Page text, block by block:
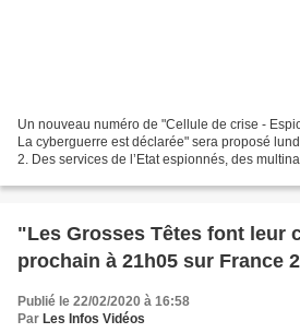
Un nouveau numéro de "Cellule de crise -
La cyberguerre est déclarée" sera proposé
2. Des services de l’Etat espionnés, des
"Les Grosses Têtes font leur
prochain à 21h05 sur France 2
Publié le 22/02/2020 à 16:58
Par Les Infos Vidéos